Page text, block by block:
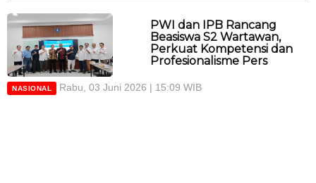
PWI dan IPB Rancang
Beasiswa S2 Wartawan,
Perkuat Kompetensi dan
Profesionalisme Pers
NASIONAL Rabu, 03 Juni 2026 | 15:09 WIB